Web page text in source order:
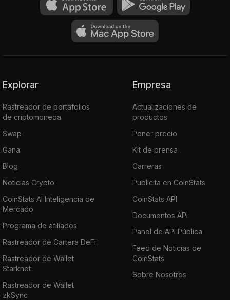
Explorar
Rastreador de portafolios
de criptomoneda
Swap
Gana
Blog
Noticias Crypto
CoinStats AI Inteligencia de
Mercado
Programa de afiliados
Rastreador de Cartera DeFi
Rastreador de Wallet
Starknet
Rastreador de Wallet
zkSync
Empresa
Actualizaciones de
productos
Poner precio
Kit de prensa
Carreras
Publicita en CoinStats
CoinStats API
Documentos API
Panel de API Pública
Feed de Noticias de
CoinStats
Sobre Nosotros